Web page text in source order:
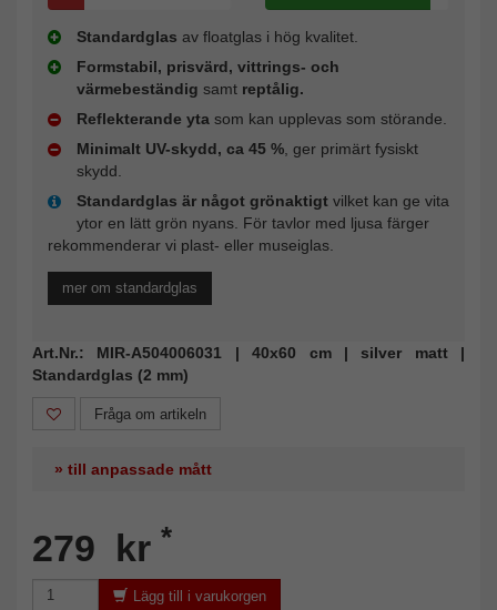
Standardglas av floatglas i hög kvalitet.
Formstabil, prisvärd, vittrings- och
värmebeständig samt reptålig.
Reflekterande yta som kan upplevas som störande.
Minimalt UV-skydd, ca 45 % , ger primärt fysiskt
skydd.
Standardglas är något grönaktigt vilket kan ge vita
ytor en lätt grön nyans. För tavlor med ljusa färger
rekommenderar vi plast- eller museiglas.
mer om standardglas
Art.Nr.: MIR-A504006031 | 40x60 cm | silver matt |
Standardglas (2 mm)
Fråga om artikeln
» till anpassade mått
279 kr *
Lägg till i varukorgen